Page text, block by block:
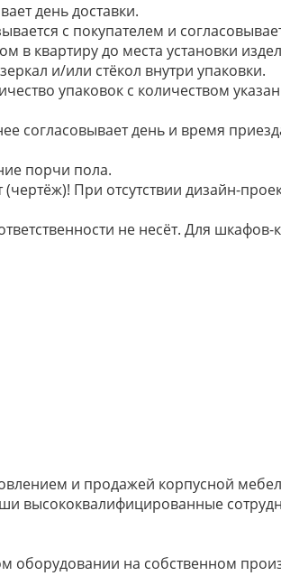
день доставки.
с покупателем и
в квартиру до места установки
и/или стёкол внутри упаковки.
упаковок с количеством
согласовывает день и время
порчи пола.
При отсутствии дизайн-
не несёт. Для
и продажей корпусной
высококвалифицированные
на собственном